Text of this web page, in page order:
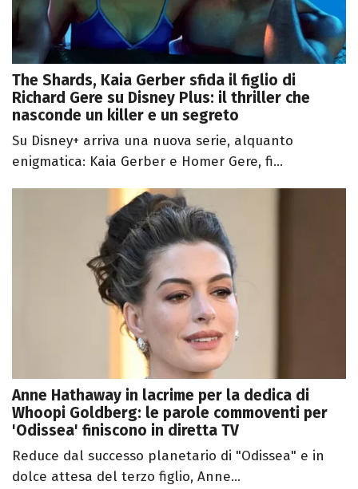
The Shards, Kaia Gerber sfida il figlio di
Richard Gere su Disney Plus: il thriller che
nasconde un killer e un segreto
Su Disney+ arriva una nuova serie, alquanto
enigmatica: Kaia Gerber e Homer Gere, fi...
Anne Hathaway in lacrime per la dedica di
Whoopi Goldberg: le parole commoventi per
'Odissea' finiscono in diretta TV
Reduce dal successo planetario di "Odissea" e in
dolce attesa del terzo figlio, Anne...